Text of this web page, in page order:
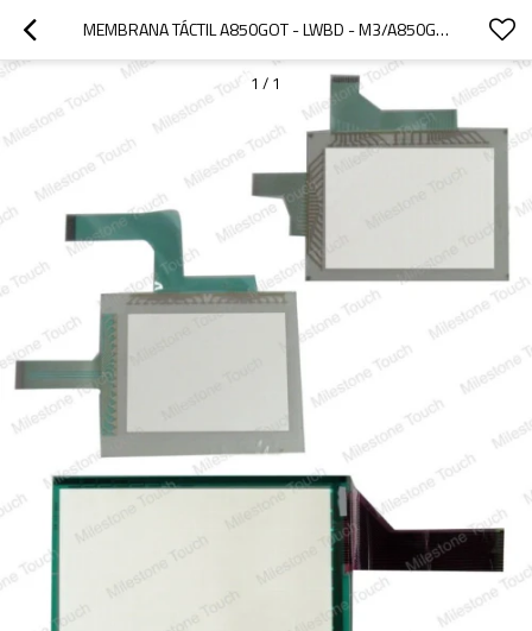
MEMBRANA TÁCTIL A850GOT - LWBD - M3/A850GOT - LWBD - M3 TÁCTIL DE MEMBRANA
1 / 1